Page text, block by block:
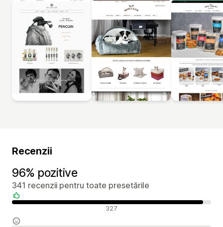
Recenzii
96% pozitive
341 recenzii pentru toate presetările
Recenzii pozitive 327